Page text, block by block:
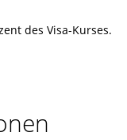
des Visa-Kurses.